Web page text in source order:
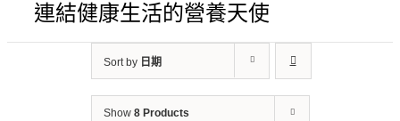
連結健康生活的營養天使
Sort by 日期
Show 8 Products